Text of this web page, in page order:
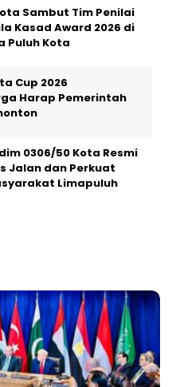
Sambut Tim Penilai
Kasad Award 2026 di
Puluh Kota
Cup 2026
Harap Pemerintah
0306/50 Kota Resmi
Jalan dan Perkuat
Limapuluh